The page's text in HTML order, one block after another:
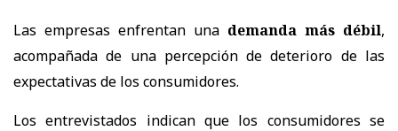
Las empresas enfrentan una demanda más débil,
acompañada de una percepción de deterioro de las
expectativas de los consumidores.
Los entrevistados indican que los consumidores se